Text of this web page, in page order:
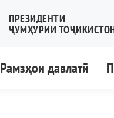
ПРЕЗИДЕНТИ
ҶУМҲУРИИ
Рамзҳои давлатӣ